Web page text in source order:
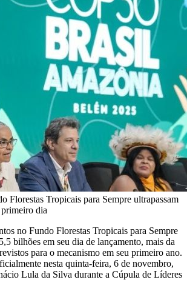
Florestas Tropicais para Sempre ultrapassam
dia
no Fundo Florestas Tropicais para Sempre
bilhões em seu dia de lançamento, mais da
para o mecanismo em seu primeiro ano.
nesta quinta-feira, 6 de novembro,
Lula da Silva durante a Cúpula de Líderes